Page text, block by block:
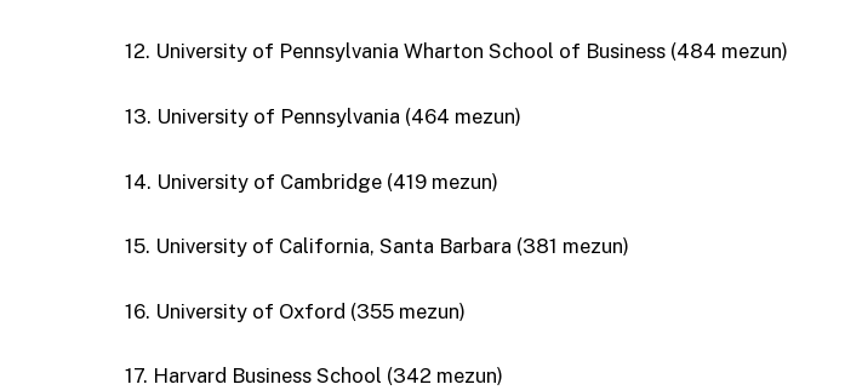
12. University of Pennsylvania Wharton School of Business (484 mezun)
13. University of Pennsylvania (464 mezun)
14. University of Cambridge (419 mezun)
15. University of California, Santa Barbara (381 mezun)
16. University of Oxford (355 mezun)
17. Harvard Business School (342 mezun)